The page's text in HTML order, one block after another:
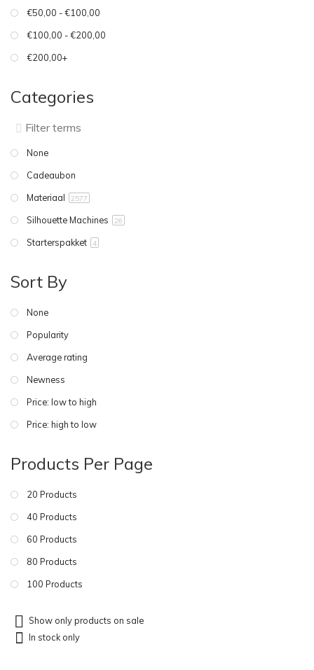
€50,00 - €100,00
€100,00 - €200,00
€200,00+
Categories
None
Cadeaubon
Materiaal
2577
Silhouette Machines 26
Starterspakket 4
Sort By
None
Popularity
Average rating
Newness
Price: low to high
Price: high to low
Products Per Page
20 Products
40 Products
60 Products
80 Products
100 Products
Show only products on sale
In stock only